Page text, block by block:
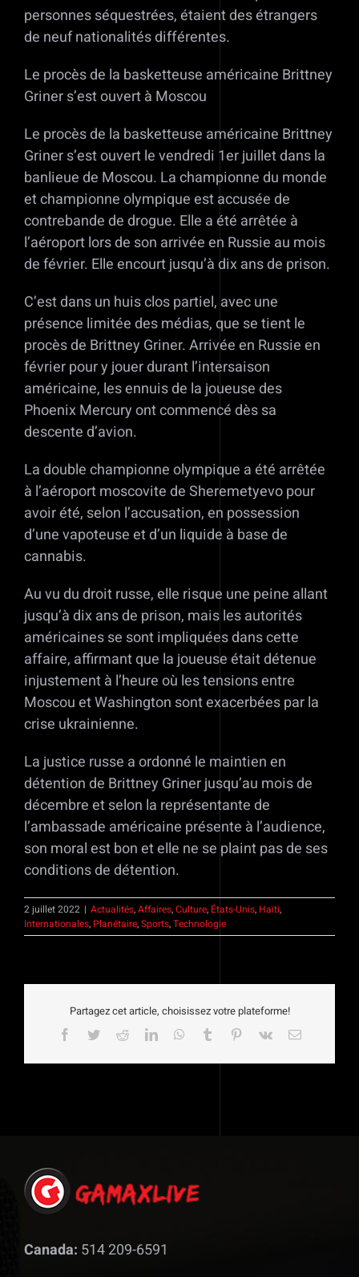
personnes séquestrées, étaient des étrangers
de neuf nationalités différentes.
Le procès de la basketteuse américaine Brittney
Griner s’est ouvert à Moscou
Le procès de la basketteuse américaine Brittney
Griner s’est ouvert le vendredi 1er juillet dans la
banlieue de Moscou. La championne du monde
et championne olympique est accusée de
contrebande de drogue. Elle a été arrêtée à
l’aéroport lors de son arrivée en Russie au mois
de février. Elle encourt jusqu’à dix ans de prison.
C’est dans un huis clos partiel, avec une
présence limitée des médias, que se tient le
procès de Brittney Griner. Arrivée en Russie en
février pour y jouer durant l’intersaison
américaine, les ennuis de la joueuse des
Phoenix Mercury ont commencé dès sa
descente d’avion.
La double championne olympique a été arrêtée
à l’aéroport moscovite de Sheremetyevo pour
avoir été, selon l’accusation, en possession
d’une vapoteuse et d’un liquide à base de
cannabis.
Au vu du droit russe, elle risque une peine allant
jusqu’à dix ans de prison, mais les autorités
américaines se sont impliquées dans cette
affaire, affirmant que la joueuse était détenue
injustement à l’heure où les tensions entre
Moscou et Washington sont exacerbées par la
crise ukrainienne.
La justice russe a ordonné le maintien en
détention de Brittney Griner jusqu’au mois de
décembre et selon la représentante de
l’ambassade américaine présente à l’audience,
son moral est bon et elle ne se plaint pas de ses
conditions de détention.
2 juillet 2022 | Actualités,Affaires,Culture, États-Unis, Haïti,
Internationales, Planétaire,Sports,Technologie
Partagez cet article, choisissez votre plateforme!
Facebook
TwitterRedditLinkedInWhatsApp
Tumblr Pinterest
Vk Email
Canada: 514 209-6591